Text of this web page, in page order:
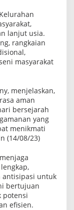
lanjut usia.
rangkaian
masyarakat
menjelaskan,
aman
bersejarah
yang
menikmati
(14/08/23)
antisipasi untuk
bertujuan
potensi
efisien.